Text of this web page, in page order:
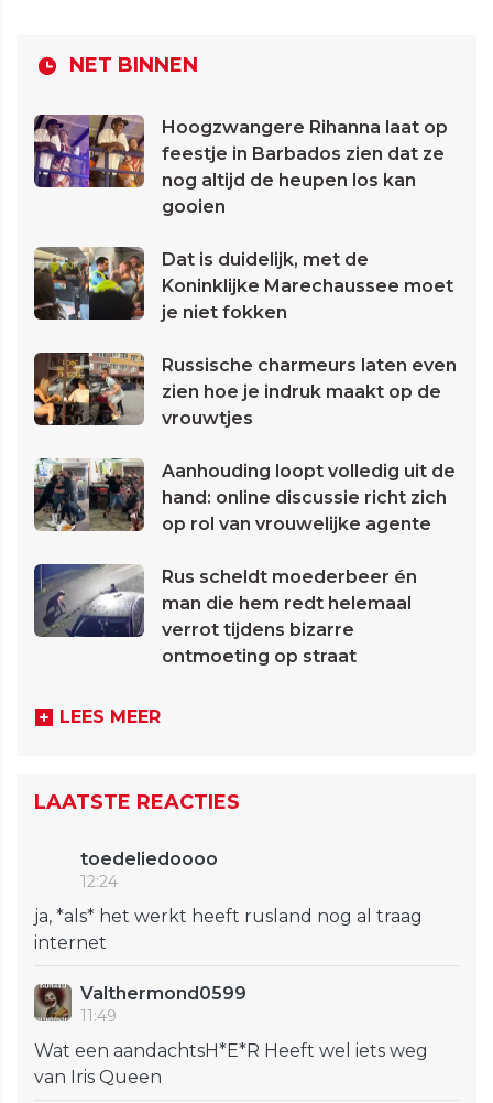
NET BINNEN
Hoogzwangere Rihanna laat op
feestje in Barbados zien dat ze
nog altijd de heupen los kan
gooien
Dat is duidelijk, met de
Koninklijke Marechaussee moet
je niet fokken
Russische charmeurs laten even
zien hoe je indruk maakt op de
vrouwtjes
Aanhouding loopt volledig uit de
hand: online discussie richt zich
op rol van vrouwelijke agente
Rus scheldt moederbeer én
man die hem redt helemaal
verrot tijdens bizarre
ontmoeting op straat
LEES MEER
LAATSTE REACTIES
toedeliedoooo
12:24
ja, *als* het werkt heeft rusland nog al traag
internet
Valthermond0599
11:49
Wat een aandachtsH*E*R Heeft wel iets weg
van Iris Queen